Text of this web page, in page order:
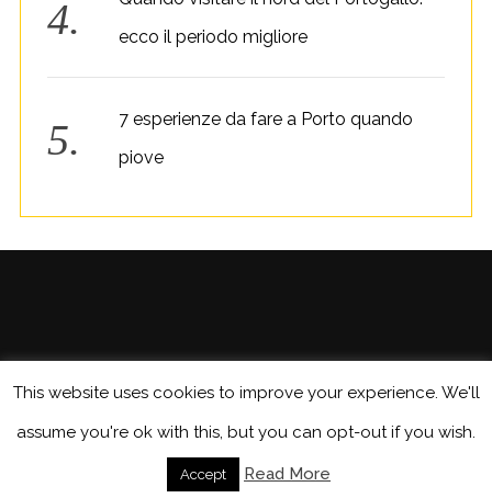
ecco il periodo migliore
7 esperienze da fare a Porto quando
piove
BACK TO TOP
This website uses cookies to improve your experience. We'll
assume you're ok with this, but you can opt-out if you wish.
Accept Read More